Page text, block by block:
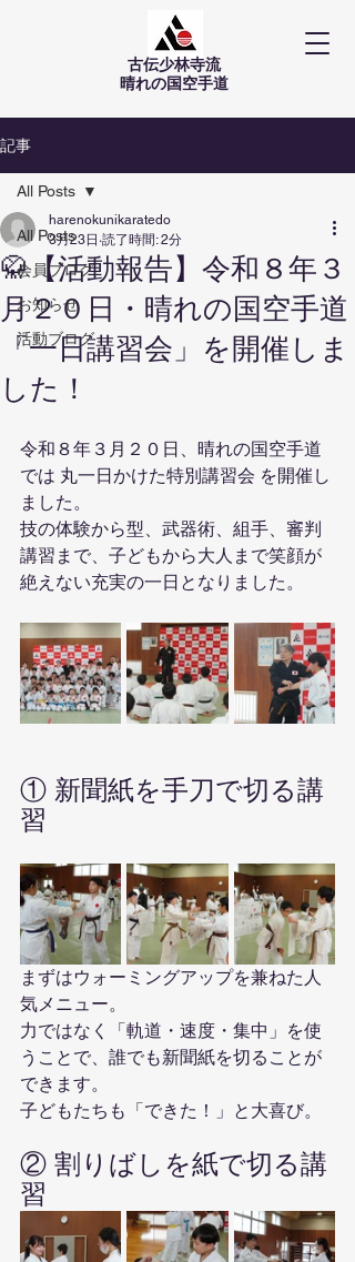
古伝少林寺流
​晴れの国空手道
記事
All Posts
会員ブログ
お知らせ
活動ブログ
All Posts
🥋【活動報告】令和８年３
月２０日・晴れの国空手道
「一日講習会」を開催しま
した！
harenokunikaratedo
3月23日 読了時間: 2分
令和８年３月２０日、晴れの国空手道
では 丸一日かけた特別講習会 を開催し
ました。
技の体験から型、武器術、組手、審判
講習まで、子どもから大人まで笑顔が
絶えない充実の一日となりました。
① 新聞紙を手刀で切る講
習
まずはウォーミングアップを兼ねた人
気メニュー。
力ではなく「軌道・速度・集中」を使
うことで、誰でも新聞紙を切ることが
できます。
子どもたちも「できた！」と大喜び。
② 割りばしを紙で切る講
習